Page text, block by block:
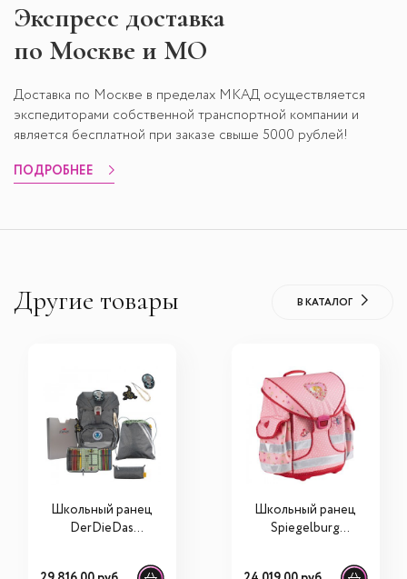
Экспресс доставка
по Москве и МО
Доставка по Москве в пределах МКАД осуществляется
экспедиторами собственной транспортной компании и
является бесплатной при заказе свыше 5000 рублей!
ПОДРОБНЕЕ
Другие товары В КАТАЛОГ
Школьный ранец
DerDieDas
Eco Buttons "Мой
Школьный ранец
Spiegelburg
Ergo Style 30160